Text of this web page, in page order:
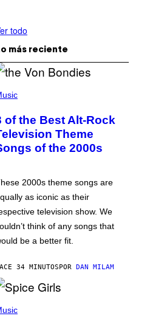
todo
más reciente
of the Best Alt-Rock
Theme
of the 2000s
2000s theme songs are
as iconic as their
television show. We
think of any songs that
be a better fit.
34 MINUTOSPOR DAN MILAM